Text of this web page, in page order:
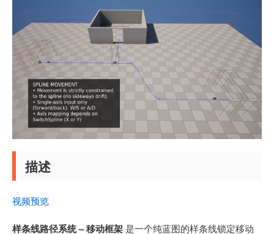
描述
视频预览
样条线路径系统 – 移动框架 是一个纯蓝图的样条线锁定移动